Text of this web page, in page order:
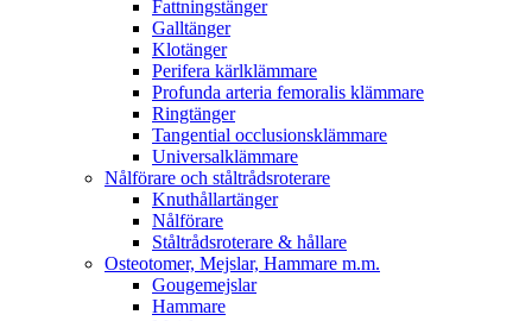
Fattningstänger
Galltänger
Klotänger
Perifera kärlklämmare
Profunda arteria femoralis klämmare
Ringtänger
Tangential occlusionsklämmare
Universalklämmare
Nålförare och ståltrådsroterare
Knuthållartänger
Nålförare
Ståltrådsroterare & hållare
Osteotomer, Mejslar, Hammare m.m.
Gougemejslar
Hammare